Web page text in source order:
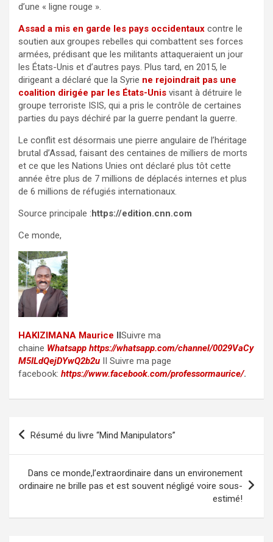
d’une « ligne rouge ».
Assad a mis en garde les pays occidentaux contre le
soutien aux groupes rebelles qui combattent ses forces
armées, prédisant que les militants attaqueraient un jour
les États-Unis et d’autres pays. Plus tard, en 2015, le
dirigeant a déclaré que la Syrie ne rejoindrait pas une
coalition dirigée par les États-Unis visant à détruire le
groupe terroriste ISIS, qui a pris le contrôle de certaines
parties du pays déchiré par la guerre pendant la guerre.
Le conflit est désormais une pierre angulaire de l’héritage
brutal d’Assad, faisant des centaines de milliers de morts
et ce que les Nations Unies ont déclaré plus tôt cette
année être plus de 7 millions de déplacés internes et plus
de 6 millions de réfugiés internationaux.
Source principale :https://edition.cnn.com
Ce monde,
HAKIZIMANA Maurice IISuivre ma
chaine Whatsapp https://whatsapp.com/channel/0029VaCy
M5ILdQejDYwQ2b2u II Suivre ma page
facebook: https://www.facebook.com/professormaurice/.
Post
Résumé du livre “Mind Manipulators”
Dans ce monde,l’extraordinaire dans un environement
ordinaire ne brille pas et est souvent négligé voire sous-
estimé!